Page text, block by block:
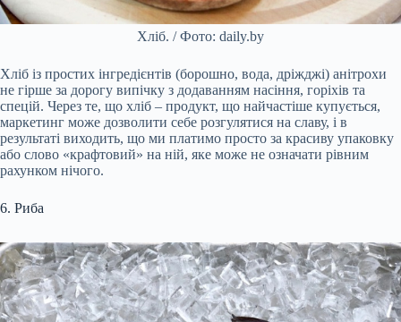
Хліб. / Фото: daily.by
Хліб із простих інгредієнтів (борошно, вода, дріжджі) анітрохи
не гірше за дорогу випічку з додаванням насіння, горіхів та
спецій. Через те, що хліб – продукт, що найчастіше купується,
маркетинг може дозволити себе розгулятися на славу, і в
результаті виходить, що ми платимо просто за красиву упаковку
або слово «крафтовий» на ній, яке може не означати рівним
рахунком нічого.
6. Риба